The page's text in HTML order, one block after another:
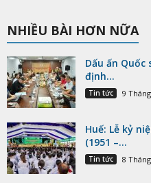
NHIỀU BÀI HƠN NỮA
Dấu ấn
định...
Tin tức 9
Huế: Lễ kỷ
(1951 –...
Tin tức 8